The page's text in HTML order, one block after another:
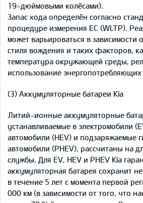
19-дюймовыми колёсами).
Запас хода определён согласно
процедуре измерения ЕС (WLTP).
может варьироваться в зависимости
стиля вождения и таких факторов,
температура окружающей среды,
использование энергопотребляющих
(3) Аккумуляторные батареи Kia
Литий-ионные аккумуляторные
устанавливаемые в электромобили
автомобили (HEV) и подзаряжаемые
автомобили (PHEV), рассчитаны на
службы. Для EV, HEV и PHEV Kia
аккумуляторная батарея сохранит
в течение 5 лет с момента первой
000 км (в зависимости от того, что